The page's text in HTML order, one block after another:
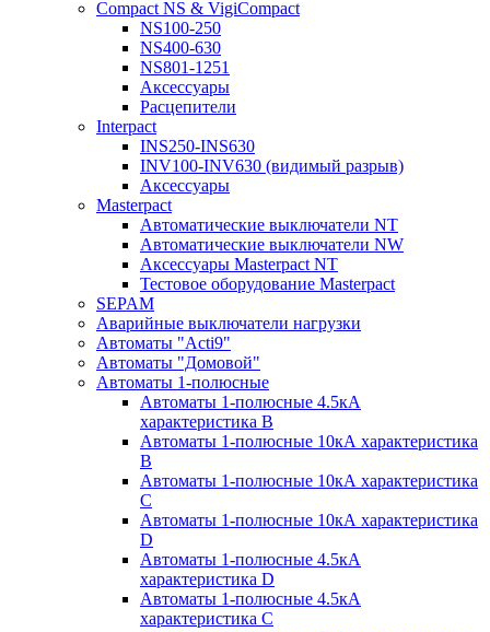
Compact NS & VigiCompact
NS100-250
NS400-630
NS801-1251
Аксессуары
Расцепители
Interpact
INS250-INS630
INV100-INV630 (видимый разрыв)
Аксессуары
Masterpact
Автоматические выключатели NT
Автоматические выключатели NW
Аксессуары Masterpact NT
Тестовое оборудование Masterpact
SEPAM
Аварийные выключатели нагрузки
Автоматы "Acti9"
Автоматы "Домовой"
Автоматы 1-полюсные
Автоматы 1-полюсные 4.5кА
характеристика В
Автоматы 1-полюсные 10кА характеристика
B
Автоматы 1-полюсные 10кА характеристика
C
Автоматы 1-полюсные 10кА характеристика
D
Автоматы 1-полюсные 4.5кА
характеристика D
Автоматы 1-полюсные 4.5кА
характеристика С